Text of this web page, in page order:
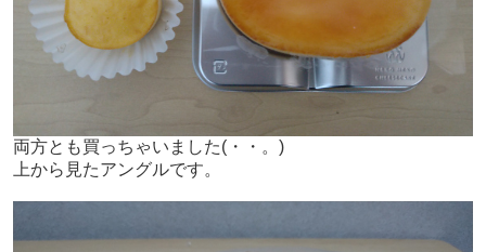
両方とも買っちゃいました(・・。)ゞ
上から見たアングルです。